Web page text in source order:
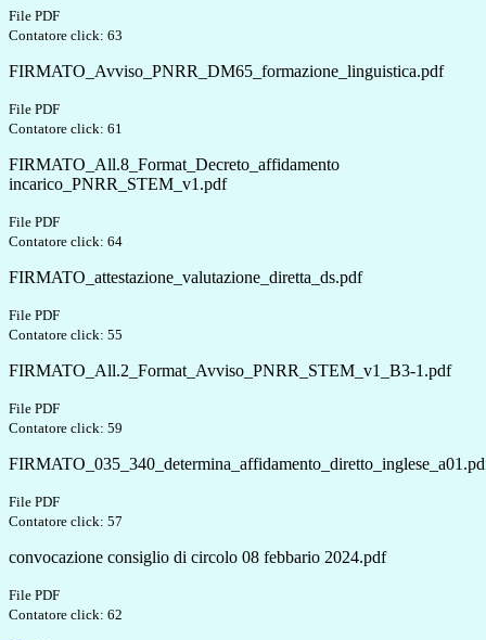
File PDF
Contatore click: 63
FIRMATO_Avviso_PNRR_DM65_formazione_linguistica.pdf
File PDF
Contatore click: 61
FIRMATO_All.8_Format_Decreto_affidamento
incarico_PNRR_STEM_v1.pdf
File PDF
Contatore click: 64
FIRMATO_attestazione_valutazione_diretta_ds.pdf
File PDF
Contatore click: 55
FIRMATO_All.2_Format_Avviso_PNRR_STEM_v1_B3-1.pdf
File PDF
Contatore click: 59
File PDF
Contatore click: 57
convocazione consiglio di circolo 08 febbario 2024.pdf
File PDF
Contatore click: 62